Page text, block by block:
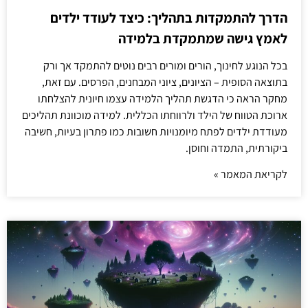
הדרך להתמקדות בתהליך: כיצד לעודד ילדים
לאמץ גישה שמתמקדת בלמידה
בכל הנוגע לחינוך, הורים ומורים רבים נוטים להתמקד אך ורק
בתוצאה הסופית – הציונים, ציוני המבחנים, הפרסים. עם זאת,
מחקר הראה כי הדגשת תהליך הלמידה עצמו חיונית להצלחתו
ארוכת הטווח של הילד ולרווחתו הכללית. למידה מוכוונת תהליכים
מעודדת ילדים לפתח מיומנויות חשובות כמו פתרון בעיות, חשיבה
ביקורתית, התמדה וחוסן.
לקריאת המאמר »